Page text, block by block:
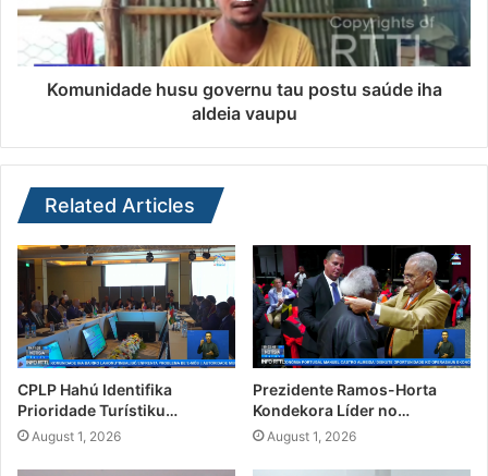
Komunidade husu governu tau postu saúde iha
aldeia vaupu
Related Articles
CPLP Hahú Identifika
Prioridade Turístiku…
August 1, 2026
Prezidente Ramos-Horta
Kondekora Líder no…
August 1, 2026